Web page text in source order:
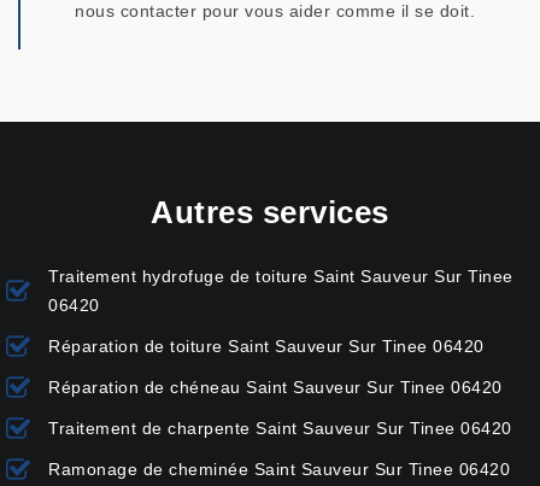
nous contacter pour vous aider comme il se doit.
Autres services
Traitement hydrofuge de toiture Saint Sauveur Sur Tinee
06420
Réparation de toiture Saint Sauveur Sur Tinee 06420
Réparation de chéneau Saint Sauveur Sur Tinee 06420
Traitement de charpente Saint Sauveur Sur Tinee 06420
Ramonage de cheminée Saint Sauveur Sur Tinee 06420